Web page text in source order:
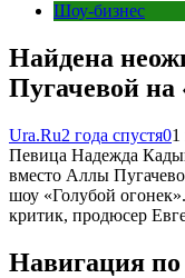
Шоу-бизнес
Найдена
Пугачевой на
Ura.Ru2 года спустя0
Певица Надежда
вместо Аллы
шоу «Голубой
критик, продюсер
Навигация по